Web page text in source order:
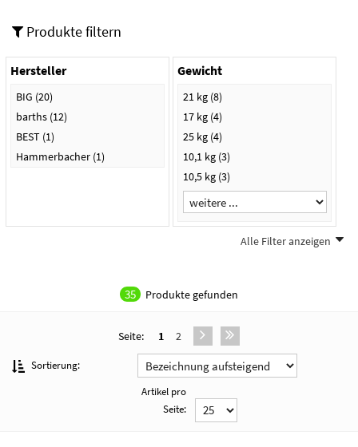
Produkte filtern
Hersteller
BIG (20)
barths (12)
BEST (1)
Hammerbacher (1)
Gewicht
21 kg (8)
17 kg (4)
25 kg (4)
10,1 kg (3)
10,5 kg (3)
Alle Filter anzeigen
35 Produkte gefunden
Seite: 1 2
Sortierung:
Artikel pro
Seite: